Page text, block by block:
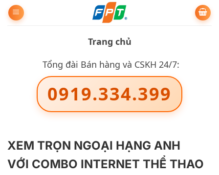
qua
Trang chủ
Tổng đài Bán hàng và CSKH 24/7:
0919.334.399
XEM TRỌN NGOẠI HẠNG ANH
VỚI COMBO INTERNET THỂ THAO